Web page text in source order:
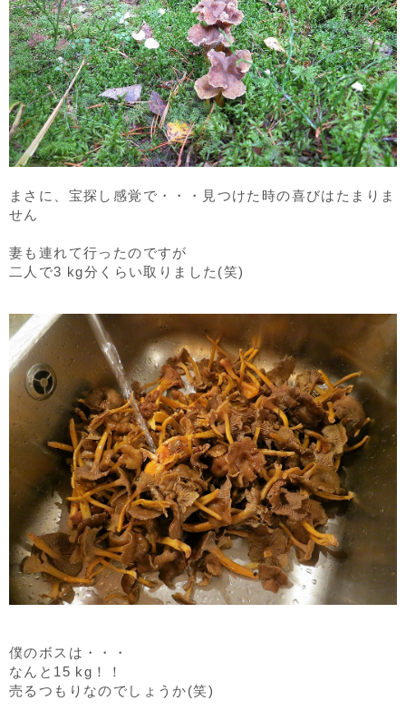
まさに、宝探し感覚で・・・見つけた時の喜びはたまりま
せん
妻も連れて行ったのですが
二人で3 kg分くらい取りました(笑)
僕のボスは・・・
なんと15 kg！！
売るつもりなのでしょうか(笑)